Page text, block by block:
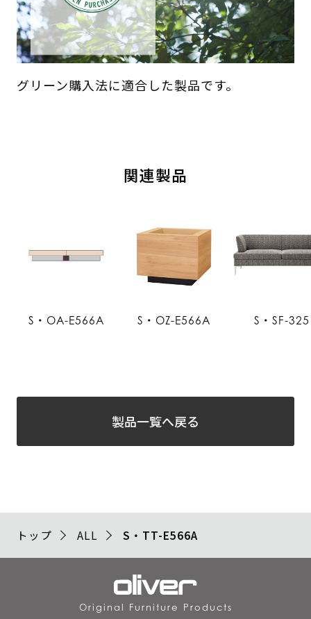
グリーン購入法に適合した製品です。
関連製品
S・OA-E566A S・OZ-E566A S・SF-325
製品一覧へ戻る
トップ ALL S・TT-E566A
Original Furniture Products